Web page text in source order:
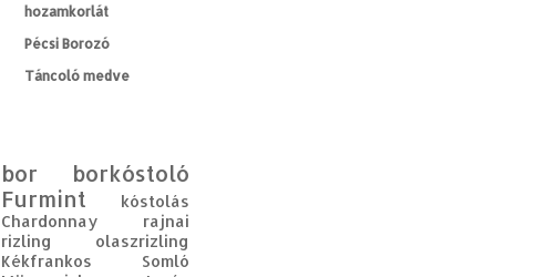
hozamkorlát
Pécsi Borozó
Táncoló medve
bor
borkóstoló
Furmint
kóstolás
Chardonnay
rajnai
rizling
olaszrizling
Kékfrankos
Somló